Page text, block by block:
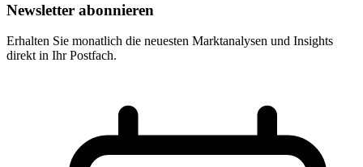
Newsletter abonnieren
Erhalten Sie monatlich die neuesten Marktanalysen und Insights
direkt in Ihr Postfach.